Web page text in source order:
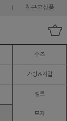
최근본상품
슈즈
가방&지갑
벨트
모자